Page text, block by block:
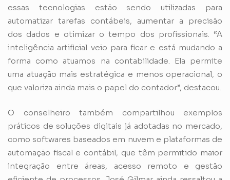
essas tecnologias estão sendo utilizadas para
automatizar tarefas contábeis, aumentar a precisão
dos dados e otimizar o tempo dos profissionais. “A
inteligência artificial veio para ficar e está mudando a
forma como atuamos na contabilidade. Ela permite
uma atuação mais estratégica e menos operacional, o
que valoriza ainda mais o papel do contador”, destacou.
O conselheiro também compartilhou exemplos
práticos de soluções digitais já adotadas no mercado,
como softwares baseados em nuvem e plataformas de
automação fiscal e contábil, que têm permitido maior
integração entre áreas, acesso remoto e gestão